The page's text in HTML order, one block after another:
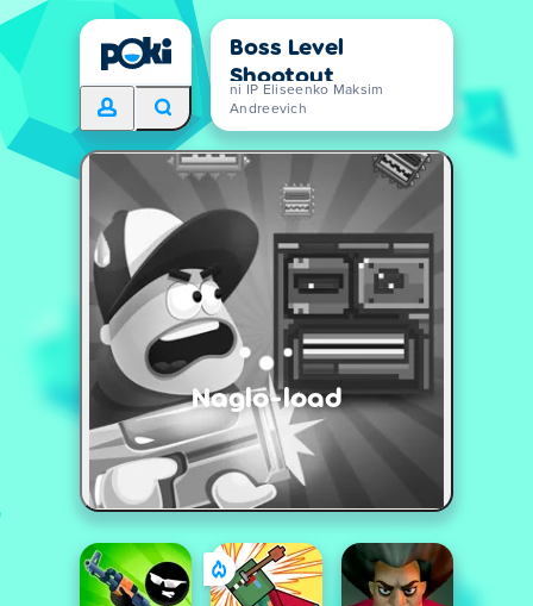
Boss Level
Shootout
ni IP Eliseenko Maksim
Andreevich
Naglo-load